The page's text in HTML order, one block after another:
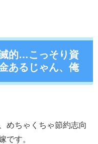
的…こっそり資
あるじゃん、俺
めちゃくちゃ節約志向
です。